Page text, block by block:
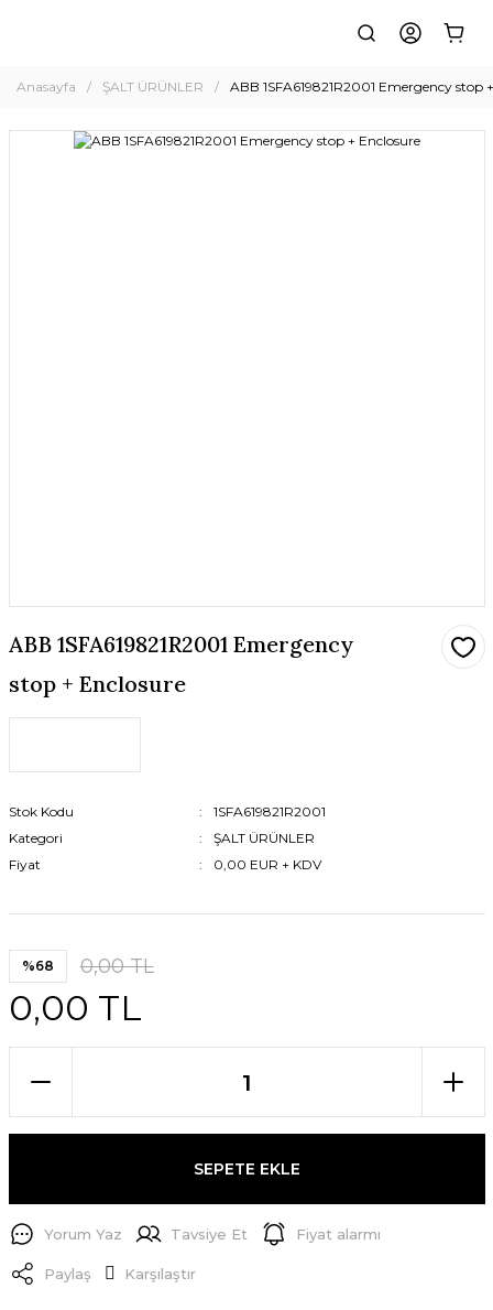
Anasayfa ŞALT ÜRÜNLER ABB 1SFA619821R2001 Emergency stop
ABB 1SFA619821R2001 Emergency
stop + Enclosure
Stok Kodu
1SFA619821R2001
Kategori
ŞALT ÜRÜNLER
Fiyat
0,00 EUR + KDV
%68 0,00 TL
0,00 TL
SEPETE EKLE
Yorum Yaz Tavsiye Et Fiyat alarmı
Paylaş Karşılaştır